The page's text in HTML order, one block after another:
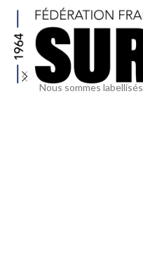
Nous sommes labellisés